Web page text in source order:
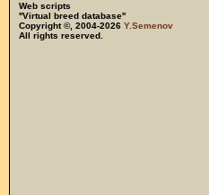
Web scripts
''Virtual breed database''
Copyright ©, 2004-2026 Y.Semenov
All rights reserved.